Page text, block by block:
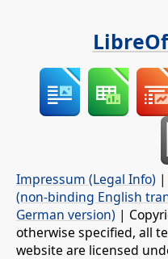
Impressum (Legal Info) |
(non-binding English
German version) |
otherwise specified, all
website are licensed